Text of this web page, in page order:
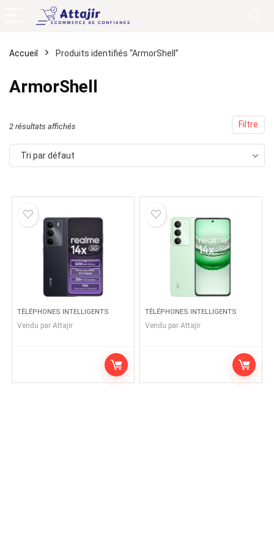
Accueil Produits identifiés “ArmorShell”
ArmorShell
Filtre
2 résultats affichés
Tri par défaut
TÉLÉPHONES INTELLIGENTS
Vendu par Attajir
TÉLÉPHONES INTELLIGENTS
Vendu par Attajir